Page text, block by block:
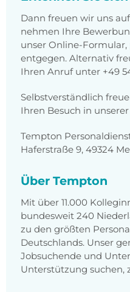
Dann freuen wir uns
nehmen Ihre
unser Online-Formular,
entgegen. Alternativ
Ihren Anruf unter +49
Selbstverständlich
Ihren Besuch in
Tempton
Haferstraße 9, 49324
Über Tempton
Mit über 11.000
bundesweit 240
zu den größten
Deutschlands. Unser
Jobsuchende und
Unterstützung suchen,